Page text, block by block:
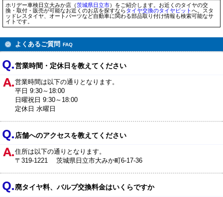
ホリデー車検日立大みか店（茨城県日立市）をご紹介します。お近くのタイヤの交
換・取付・販売が可能なお近くのお店を探すならタイヤ交換のタイヤピットへ。スタ
ッドレスタイヤ、オートパーツなど自動車に関わる部品取り付け情報も検索可能なサ
イトです。
よくあるご質問 FAQ
営業時間・定休日を教えてください
営業時間は以下の通りとなります。
平日 9:30～18:00
日曜祝日 9:30～18:00
定休日 水曜日
店舗へのアクセスを教えてください
住所は以下の通りとなります。
〒319-1221 茨城県日立市大みか町6-17-36
廃タイヤ料、バルブ交換料金はいくらですか